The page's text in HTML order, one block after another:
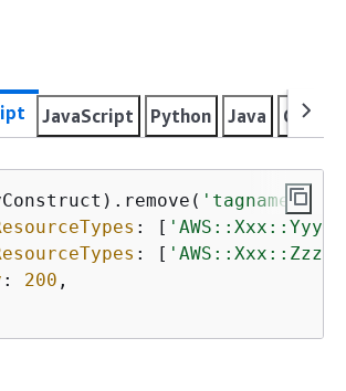
JavaScript Python Java C#
'tagname',
: [ 'AWS::Xxx::Yyy'
: [ 'AWS::Xxx::Zzz'
: 200 ,